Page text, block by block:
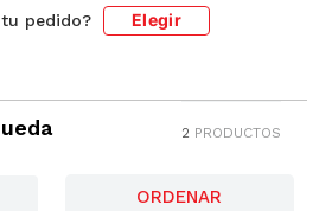
pedido? Elegir
2 PRODUCTOS